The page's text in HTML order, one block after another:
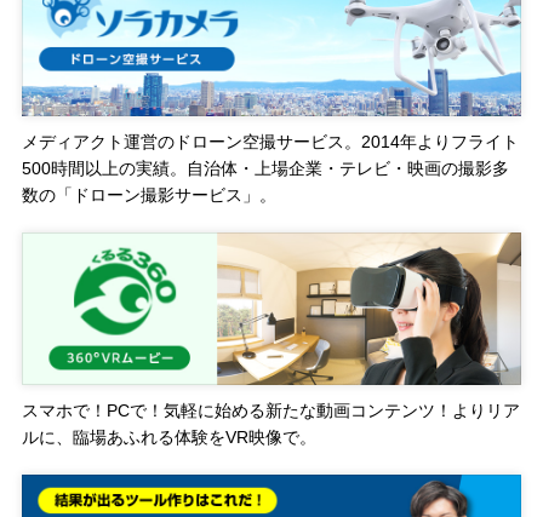
メディアクト運営のドローン空撮サービス。2014年よりフライト
500時間以上の実績。自治体・上場企業・テレビ・映画の撮影多
数の「ドローン撮影サービス」。
スマホで！PCで！気軽に始める新たな動画コンテンツ！よりリア
ルに、臨場あふれる体験をVR映像で。